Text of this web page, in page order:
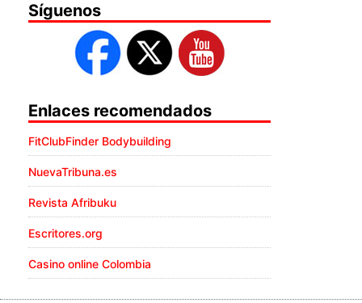
Síguenos
Enlaces recomendados
FitClubFinder Bodybuilding
NuevaTribuna.es
Revista Afribuku
Escritores.org
Casino online Colombia